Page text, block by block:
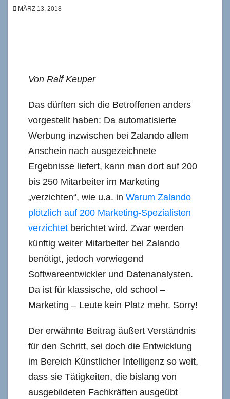
MÄRZ 13, 2018
Von Ralf Keuper
Das dürften sich die Betroffenen anders
vorgestellt haben: Da automatisierte
Werbung inzwischen bei Zalando allem
Anschein nach ausgezeichnete
Ergebnisse liefert, kann man dort auf 200
bis 250 Mitarbeiter im Marketing
„verzichten“, wie u.a. in Warum Zalando
plötzlich auf 200 Marketing-Spezialisten
verzichtet berichtet wird. Zwar werden
künftig weiter Mitarbeiter bei Zalando
benötigt, jedoch vorwiegend
Softwareentwickler und Datenanalysten.
Da ist für klassische, old school –
Marketing – Leute kein Platz mehr. Sorry!
Der erwähnte Beitrag äußert Verständnis
für den Schritt, sei doch die Entwicklung
im Bereich Künstlicher Intelligenz so weit,
dass sie Tätigkeiten, die bislang von
ausgebildeten Fachkräften ausgeübt